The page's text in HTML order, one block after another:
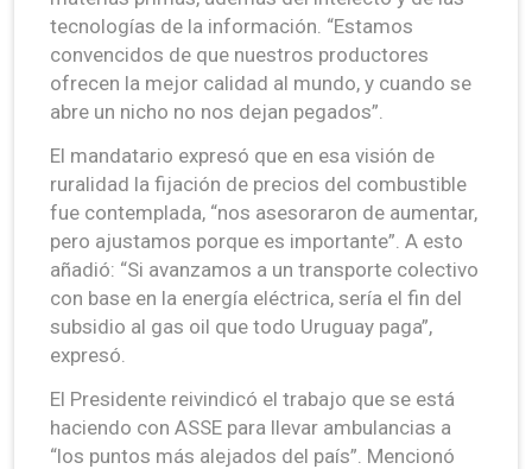
tecnologías de la información. “Estamos
convencidos de que nuestros productores
ofrecen la mejor calidad al mundo, y cuando se
abre un nicho no nos dejan pegados”.
El mandatario expresó que en esa visión de
ruralidad la fijación de precios del combustible
fue contemplada, “nos asesoraron de aumentar,
pero ajustamos porque es importante”. A esto
añadió: “Si avanzamos a un transporte colectivo
con base en la energía eléctrica, sería el fin del
subsidio al gas oil que todo Uruguay paga”,
expresó.
El Presidente reivindicó el trabajo que se está
haciendo con ASSE para llevar ambulancias a
“los puntos más alejados del país”. Mencionó